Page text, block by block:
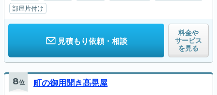
部屋片付け
見積もり依頼・相談
料金や
サービス
を見る
8位 町の御用聞き髙晃屋